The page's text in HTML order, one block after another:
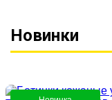
Новинки